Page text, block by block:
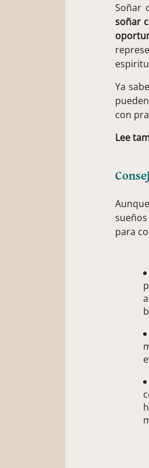
Soñar
soñar
Ya
con
Lee
para